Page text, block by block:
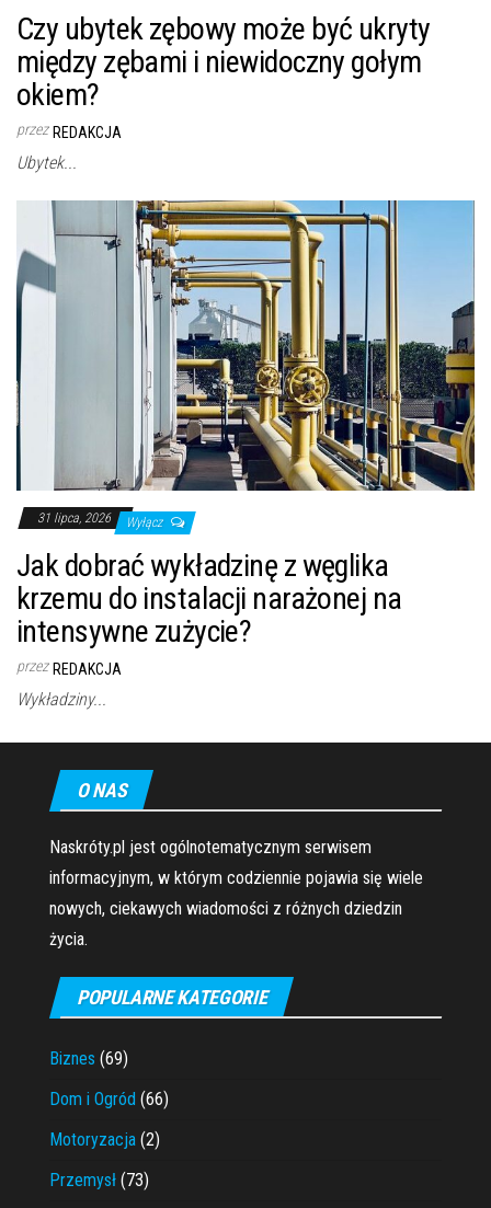
Czy ubytek zębowy może być ukryty
między zębami i niewidoczny gołym
okiem?
przez REDAKCJA
Ubytek...
31 lipca, 2026 Wyłącz
Jak dobrać wykładzinę z węglika
krzemu do instalacji narażonej na
intensywne zużycie?
przez REDAKCJA
Wykładziny...
O NAS
Naskróty.pl jest ogólnotematycznym serwisem
informacyjnym, w którym codziennie pojawia się wiele
nowych, ciekawych wiadomości z różnych dziedzin
życia.
POPULARNE KATEGORIE
Biznes (69)
Dom i Ogród (66)
Motoryzacja (2)
Przemysł (73)